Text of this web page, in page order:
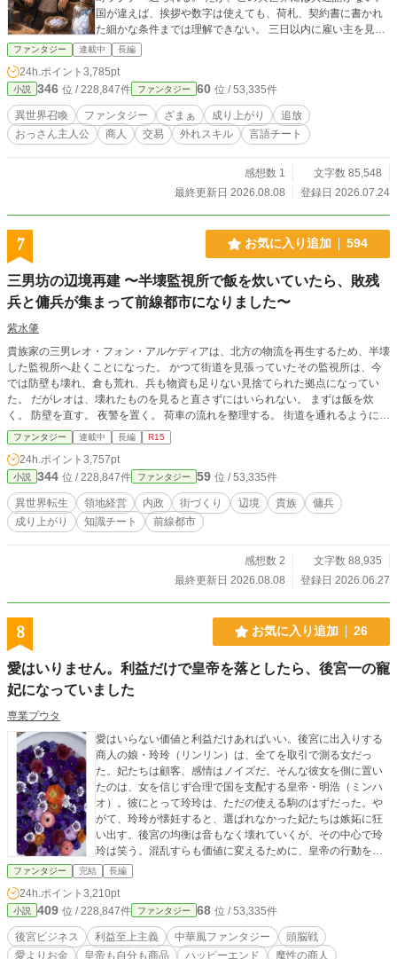
国が違えば、挨拶や数字は使えても、荷札、契約書に書かれ
た細かな条件までは理解できない。 三日以内に雇い主を見つ
けなければ町を追い出される浩司――コウは、潰れかけのカ
ルヴァン商会で、誰にも読めなかった異国の荷札を読み解
く。 危険な種麦の保管条件を見抜き、押しつけられた粗塩に
希少な白晶塩が含まれていることを突き止め、相手が用意し
た契約書で商会の権利を守る。 剣も魔法も使えない。戦えば
弱い。 それでも、元専門商社の海外営業として培った契約、
物流、価格交渉、信用をつなぐ力ならある。 若き商会主エレ
を国境の外へ向け、共通語のない国々を結ぶ交易商会を築い
ファンタジー 連載中 長編
24h.ポイント 3,785pt
小説 346 位 / 228,847件 ファンタジー 60 位 / 53,335件
異世界召喚 ファンタジー ざまぁ 成り上がり
追放
おっさん主人公
商人 交易 外れスキル 言語チート
感想数 1
文字数 85,548
最終更新日 2026.08.08
登録日 2026.07.24
7 お気に入り追加 594
三男坊の辺境再建 〜半壊監視所で飯を炊いていたら、敗残
兵と傭兵が集まって前線都市になりました〜
紫水肇
貴族家の三男レオ・フォン・アルケディアは、北方の物流を再生するため、半壊
した監視所へ赴くことになった。 かつて街道を見張っていたその監視所は、今
では防壁も壊れ、倉も荒れ、兵も物資も足りない見捨てられた拠点になってい
た。 だがレオは、壊れたものを見ると直さずにはいられない。 まずは飯を炊
く。 防壁を直す。 夜警を置く。 荷車の流れを整理する。 街道を通れるようにす
る。 そんな地味な改善を積み重ねているうちに、監視所には少しずつ人が集ま
り始める。 北方から逃れてきた敗残兵。 雇われていたはずの傭兵団。 荷を運ぶ
商人。 行き場を失った避難民。 魔術院の事情を抱えた魔術師。 彼らに飯を出
し、寝床を用意し、役割を与え、名前を与えていくうちに、半壊した監視所はた
だの拠点ではなくなっていく。 灰狼団、黒犬団、北壁兵団、赤角団、雪鴉。 荒
くれたちを束ね、魔狼の脅威に立ち向かい、冬を越えるための仕組みを作りなが
ら、レオは北方の物流と人の流れを少しずつ取り戻していく。 やがて監視所
これは、三男坊のレオが、飯と防壁と現場改善で見捨てられた北方を再建してい
く物語。 そして、冬を越えた街で自分の生きる場所を見つけるまでの物語であ
ファンタジー 連載中 長編 R15
24h.ポイント 3,757pt
小説 344 位 / 228,847件 ファンタジー 59 位 / 53,335件
異世界転生 領地経営 内政 街づくり 辺境 貴族
傭兵
成り上がり
知識チート 前線都市
感想数 2
文字数 88,935
最終更新日 2026.08.08
登録日 2026.06.27
8 お気に入り追加 26
愛はいりません。利益だけで皇帝を落としたら、後宮一の寵
妃になっていました
専業プウタ
愛はいらない価値と利益だけあればいい。後宮に出入りする
商人の娘・玲玲（リンリン）は、全てを取引で測る女だっ
た。妃たちは顧客、感情はノイズだ。そんな彼女を側に置い
たのは、女を信じず合理で国を支配する皇帝・明浩（ミンハ
オ）。彼にとって玲玲は、ただの使える駒のはずだった。や
がて、玲玲が懐妊すると、選ばれなかった妃たちは嫉妬に狂
い出す。後宮の均衡は音もなく壊れていくが、その中心で玲
玲は笑う。混乱すらも価値に変えるために、皇帝の行動を分
析し商品化。それを宮中から外へと流通させ莫大な利益を生
み出し、宮廷へ還元する前代未聞のビジネスを始める。自分
の身体も、立場も、愛さえもすべて市場に組み込むその異常
な合理性に、皇帝は呆れるも、抗えず彼女に惹かれていく。
これは愛を信じなかった二人が、愛すら価値に変えてしまう
物語。
ファンタジー 完結 長編
24h.ポイント 3,210pt
小説 409 位 / 228,847件 ファンタジー 68 位 / 53,335件
後宮ビジネス 利益至上主義 中華風ファンタジー
頭脳戦
愛よりお金
皇帝も自分も商品 ハッピーエンド
魔性の商人